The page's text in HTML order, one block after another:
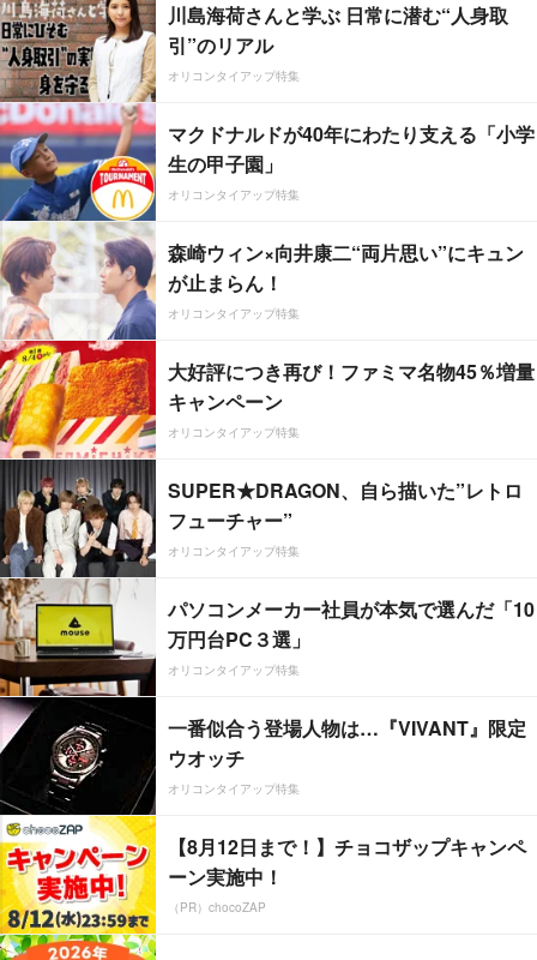
川島海荷さんと学ぶ 日常に潜む“人身取
引”のリアル
オリコンタイアップ特集
マクドナルドが40年にわたり支える「小学
生の甲子園」
オリコンタイアップ特集
森崎ウィン×向井康二“両片思い”にキュン
が止まらん！
オリコンタイアップ特集
大好評につき再び！ファミマ名物45％増量
キャンペーン
オリコンタイアップ特集
SUPER★DRAGON、自ら描いた”レトロ
フューチャー”
オリコンタイアップ特集
パソコンメーカー社員が本気で選んだ「10
万円台PC３選」
オリコンタイアップ特集
一番似合う登場人物は…『VIVANT』限定
ウオッチ
オリコンタイアップ特集
【8月12日まで！】チョコザップキャンペ
ーン実施中！
（PR）chocoZAP